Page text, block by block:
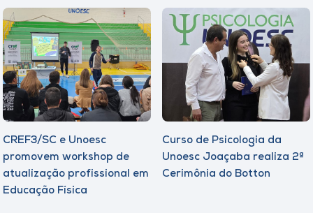
CREF3/SC e Unoesc
promovem workshop de
atualização profissional em
Educação Física
Curso de Psicologia da
Unoesc Joaçaba realiza 2ª
Cerimônia do Botton